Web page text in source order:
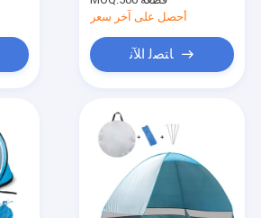
أحصل على آخر سعر
ﺎﺘﺼﻟ ﺍﻶﻧ